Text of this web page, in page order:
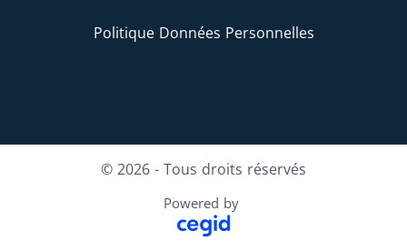
Politique Données Personnelles
© 2026 - Tous droits réservés
Powered by